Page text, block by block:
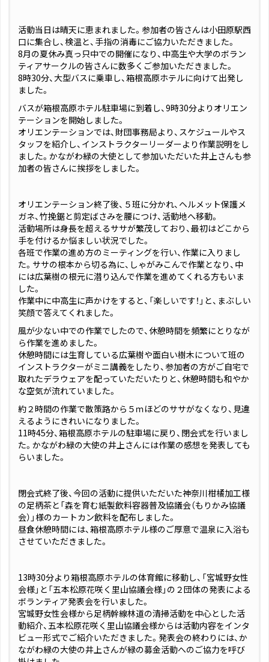
活動当日は晴天に恵まれました。参加者の皆さんは小田原駅西
口に集合し、検温と、手指の消毒にご協力いただきました。
8月の夏休み真っ只中での開催になり、中高生や大学のボラン
ティアサークルの皆さんに数多くご参加いただきました。
8時30分、大型バスに乗車し、箱根高原ホテルに向けて出発し
ました。
バスが箱根高原ホテル駐車場に到着し、9時30分よりオリエン
テーションを開始しました。
オリエンテーションでは、財団事務局より、スケジュールやス
タッフを紹介し、インストラクターリーダーより作業説明をし
ました。かながわ緑の大使として参加いただいた井上さんも参
加者の皆さんに挨拶をしました。
オリエンテーション終了後、５班に分かれ、ヘルメット保護メ
ガネ、竹挽鋸と剪定ばさみを腰につけ、活動地へ移動。
活動場所は身長を超えるササが繁茂しており、最初はどこから
手を付けるか悩ましい状況でした。
各班で作業の進め方のミーティングを行い、作業に入りまし
た。ササの根本から切る為に、しゃがみこんで作業となり、中
には広葉樹の根元に潜り込んで作業を進めてくれる方もいま
した。
作業中に中高生に声かけをすると、「楽しいです！」と、まぶしい
笑顔で答えてくれました。
風が少ない中での作業でしたので、休憩時間を頻繁にとりなが
ら作業を進めました。
休憩時間には生育している広葉樹や面白い樹木について班の
インストラクターがミニ講義をしたり、参加者の方がご自宅で
取れたデラウェアを配っていただいたりと、休憩時間も和やか
な空気が流れていました。
約２時間の作業で散策路から５ｍほどのササがなくなり、見違
えるようにきれいになりました。
11時45分、箱根高原ホテルの駐車場に戻り、閉会式を行いまし
た。かながわ緑の大使の井上さんには作業の感想を発表しても
らいました。
閉会式終了後、今回の活動に提供いただいた神奈川柑橘加工様
の足柄茶と「森を育む紙製飲料容器普及協議会（もりかみ協議
会）」様のカートカン飲料を配布しました。
昼食休憩時間には、箱根高原ホテル様のご厚意で温泉に入浴も
させていただきました。
13時30分より箱根高原ホテルの体育館に移動し、「宮城野女性
会様」と「五本松原花咲く里山協議会様」の２団体の発表による
ボランティア発表会を行いました。
宮城野女性会様から足柄幹線林道の清掃活動を中心とした活
動紹介、五本松原花咲く里山協議会様からは活動内容をインタ
ビュー形式でご紹介いただきました。発表会の終わりには、か
ながわ緑の大使の井上さんが緑の募金活動へのご協力を呼び